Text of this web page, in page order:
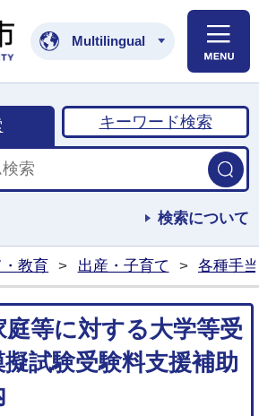
土浦市公式ホームペ
Multilingual
キーワード検索
検索について
教育 > 出産・子育て > 各種手
等に対する大学等受
試験受験料支援補助